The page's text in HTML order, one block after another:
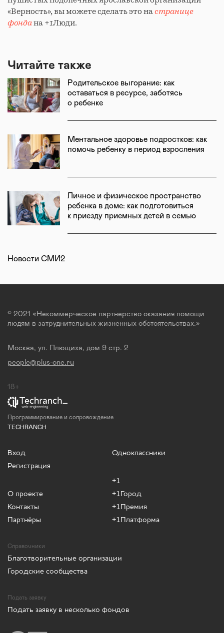
«Верность», вы можете сделать это настранице
фондана +1Люди.
Читайте также
Родительское выгорание: как
оставаться в ресурсе, заботясь
о ребенке
Ментальное здоровье подростков: как
помочь ребенку в период взросления
Личное и физическое пространство
ребенка в доме: как подготовиться
к приезду приемных детей в семью
Новости СМИ2
© 2021 «Некоммерческое партнерство оказания помощи
людям в затруднительных жизненных обстоятельствах.»
Москва, ул. Плющиха, дом 9 стр. 2
people@plus-one.ru
18+
Программирование и сопровождение
TECHRANCH
Вход
Регистрация
О проекте
Контакты
Партнёры
Одноклассники
+1
+1Город
+1Премия
+1Платформа
Справочники
Благотворительные организации
Городские сообщества
Подать заявку
Подать заявку в несколько фондов